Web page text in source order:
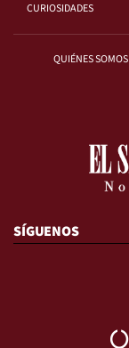
CURIOSIDADES
QUIÉNES SOMOS
SÍGUENOS